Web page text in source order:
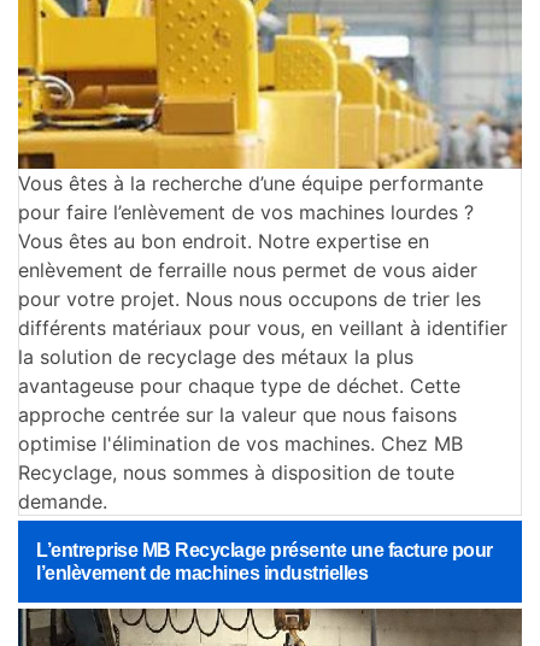
Vous êtes à la recherche d’une équipe performante
pour faire l’enlèvement de vos machines lourdes ?
Vous êtes au bon endroit. Notre expertise en
enlèvement de ferraille nous permet de vous aider
pour votre projet. Nous nous occupons de trier les
différents matériaux pour vous, en veillant à identifier
la solution de recyclage des métaux la plus
avantageuse pour chaque type de déchet. Cette
approche centrée sur la valeur que nous faisons
optimise l'élimination de vos machines. Chez MB
Recyclage, nous sommes à disposition de toute
demande.
L’entreprise MB Recyclage présente une facture pour
l’enlèvement de machines industrielles